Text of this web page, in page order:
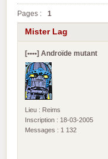
Pages : 1
Mister Lag
[••••] Androïde mutant
Lieu : Reims
Inscription : 18-03-2005
Messages : 1 132